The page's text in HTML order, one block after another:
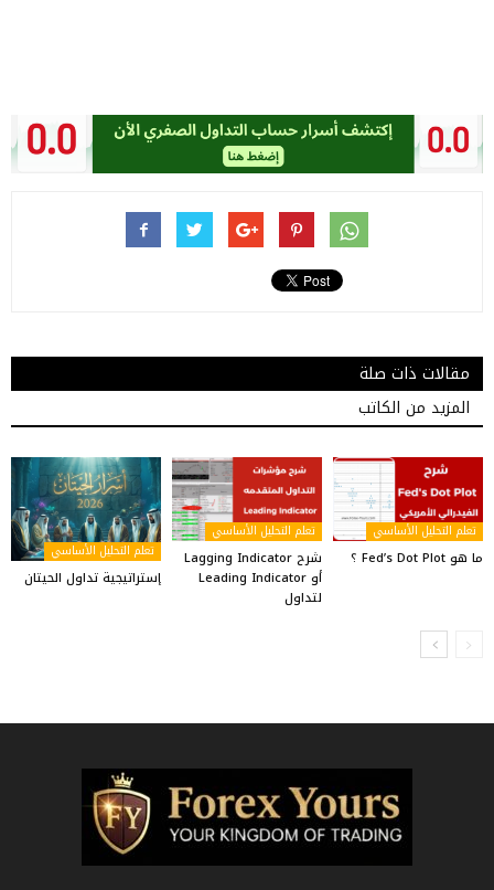
مقالات ذات صلة
المزيد من الكاتب
تعلم التحليل الأساسي
إستراتيجية تداول الحيتان
تعلم التحليل الأساسي
شرح Lagging Indicator
أو Leading Indicator
لتداول
تعلم التحليل الأساسي
ما هو Fed’s Dot Plot ؟